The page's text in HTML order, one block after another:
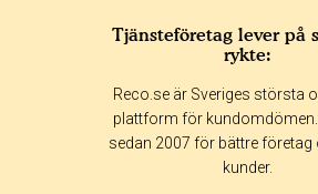
Tjänsteföretag lever på
rykte:
Reco.se är Sveriges största
plattform för
sedan 2007 för bättre företag
kunder.